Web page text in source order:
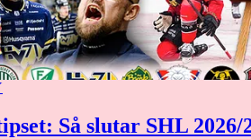
Så slutar SHL 2026/